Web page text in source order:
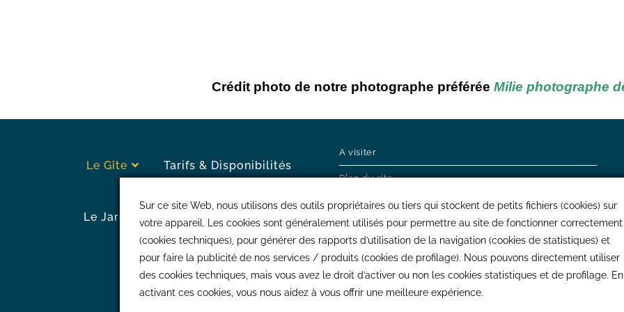
Crédit photo de notre photographe préférée Milie photographe
Le Gîte Tarifs & Disponibilités
Le Jardin A Découvrir Contact
La Pépinière
A visiter
Plan du site
CGU / CGV
Mentions légales
Sur ce site Web, nous utilisons des outils propriétaires ou tiers qui stockent de petits fichiers (cookies) sur
votre appareil. Les cookies sont généralement utilisés pour permettre au site de fonctionner correctement
(cookies techniques), pour générer des rapports d’utilisation de la navigation (cookies de statistiques) et
pour faire la publicité de nos services / produits (cookies de profilage). Nous pouvons directement utiliser
des cookies techniques, mais vous avez le droit d’activer ou non les cookies statistiques et de profilage. En
activant ces cookies, vous nous aidez à vous offrir une meilleure expérience.